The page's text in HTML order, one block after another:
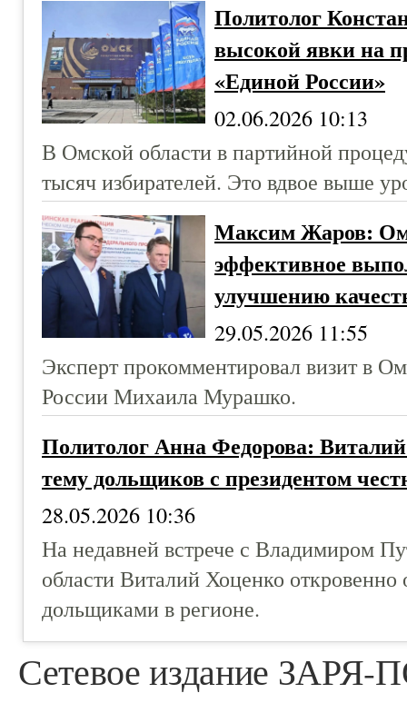
Политолог
высокой явки на
«Единой России»
02.06.2026 10:13
В Омской области в партийной
тысяч избирателей. Это вдвое выше
Максим Жаров:
эффективное
улучшению
29.05.2026 11:55
Эксперт прокомментировал визит в
России Михаила Мурашко.
Политолог Анна Федорова:
тему дольщиков с президентом
28.05.2026 10:36
На недавней встрече с Владимиром
области Виталий Хоценко
дольщиками в регионе.
Сетевое издание